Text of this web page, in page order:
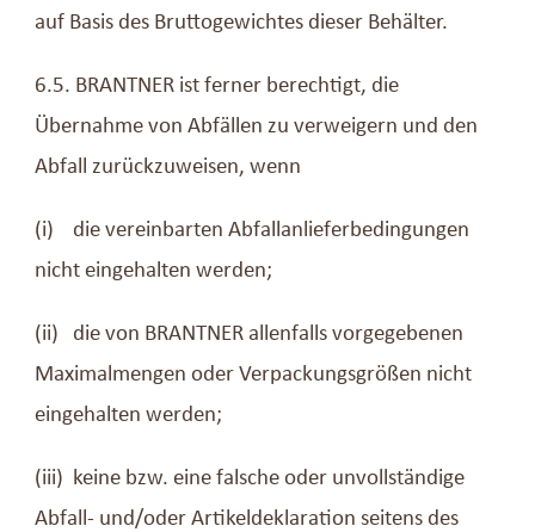
auf Basis des Bruttogewichtes dieser Behälter.
6.5. BRANTNER ist ferner berechtigt, die
Übernahme von Abfällen zu verweigern und den
Abfall zurückzuweisen, wenn
(i) die vereinbarten Abfallanlieferbedingungen
nicht eingehalten werden;
(ii) die von BRANTNER allenfalls vorgegebenen
Maximalmengen oder Verpackungsgrößen nicht
eingehalten werden;
(iii) keine bzw. eine falsche oder unvollständige
Abfall- und/oder Artikeldeklaration seitens des